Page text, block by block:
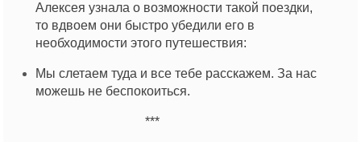
Алексея узнала о возможности такой поездки,
то вдвоем они быстро убедили его в
необходимости этого путешествия:
Мы слетаем туда и все тебе расскажем. За нас
можешь не беспокоиться.
***